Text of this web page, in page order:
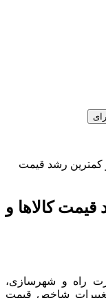
کمترین رشد قیمت
کالاها و
راه و شهرسازی،
تغییرات شاخص قیمت